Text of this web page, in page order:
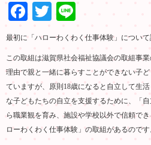
Facebook
Twitter
最初に「ハローわくわく仕事体験」について
この取組は滋賀県社会福祉協議会の取組事
理由で親と一緒に暮らすことができない子
ていますが、原則18歳になると自立して生
な子どもたちの自立を支援するために、「
ら職業観を育み、施設や学校以外で信頼で
ローわくわく仕事体験」の取組があるのです